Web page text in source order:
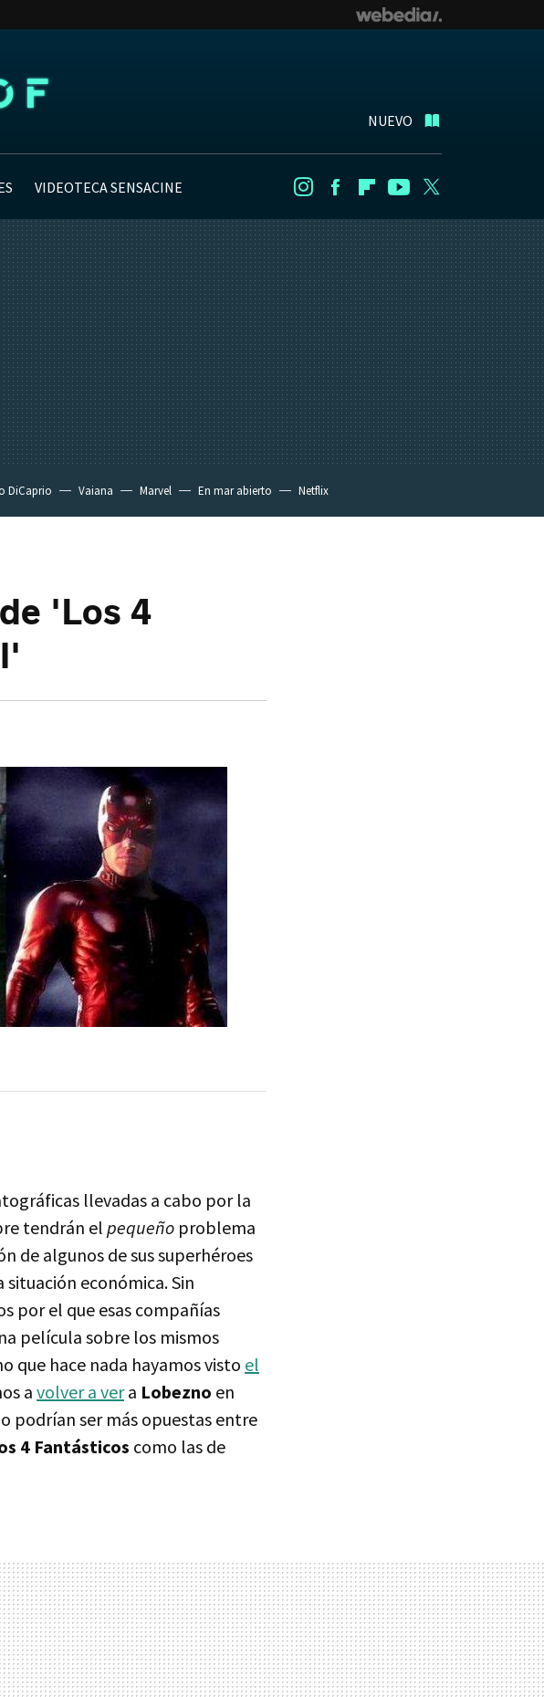
NUEVO
VIDEOTECA SENSACINE InstagramFacebookFlipboard
Youtube
DiCaprio Vaiana Marvel En mar abierto Netflix
'Los 4
llevadas a cabo por la
tendrán el pequeño problema
de algunos de sus superhéroes
económica. Sin
por el que esas compañías
película sobre los mismos
que hace nada hayamos visto el
a volver a vera Lobezno en
podrían ser más opuestas entre
4 Fantásticos como las de